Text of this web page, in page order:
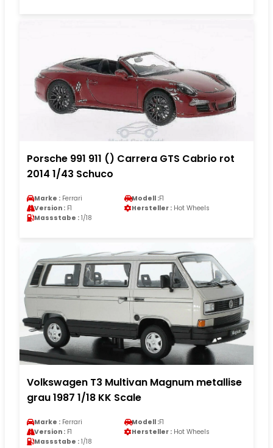
Porsche 991 911 () Carrera GTS Cabrio rot
2014 1/43 Schuco
Marke : Ferrari Modell :F1
Version : F1 Hersteller : Hot Wheels
Massstabe : 1/18
Volkswagen T3 Multivan Magnum metallise
grau 1987 1/18 KK Scale
Marke : Ferrari Modell :F1
Version : F1 Hersteller : Hot Wheels
Massstabe : 1/18